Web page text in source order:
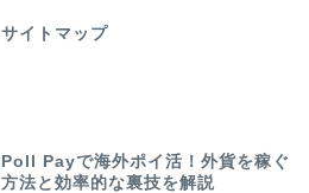
サイトマップ
Poll Payで海外ポイ活！外貨を稼ぐ
方法と効率的な裏技を解説